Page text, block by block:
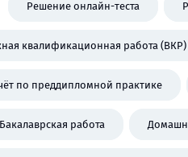
Решение онлайн-теста
квалификационная работа (ВКР)
по преддипломной практике
Бакалаврская работа